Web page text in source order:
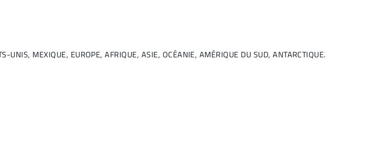
MEXIQUE, EUROPE, AFRIQUE, ASIE, OCÉANIE, AMÉRIQUE DU SUD, ANTARCTIQUE.